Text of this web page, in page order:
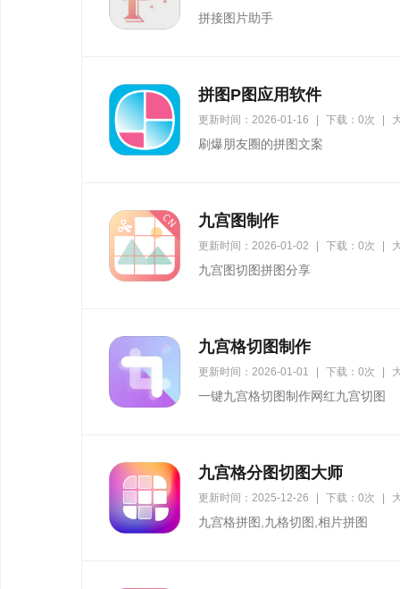
拼接图片助手
拼图P图应用软件
更新时间：2026-01-16 下载：0次
刷爆朋友圈的拼图文案
九宫图制作
更新时间：2026-01-02 下载：0次
九宫图切图拼图分享
九宫格切图制作
更新时间：2026-01-01 下载：0次
一键九宫格切图制作网红九宫切图
九宫格分图切图大师
更新时间：2025-12-26 下载：0次
九宫格拼图,九格切图,相片拼图